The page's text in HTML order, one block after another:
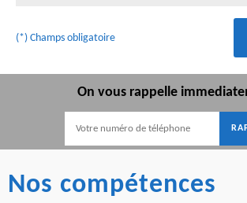
(*) Champs obligatoire
On vous rappelle
Nos compétences